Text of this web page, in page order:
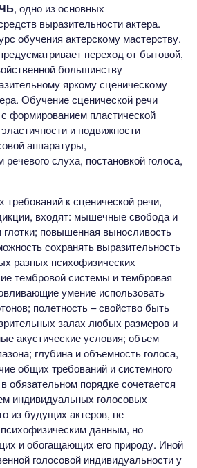
, одно из основных
выразительности актера.
обучения актерскому мастерству.
переход от бытовой,
большинству
яркому сценическому
Обучение сценической речи
формированием пластической
и подвижности
аппаратуры,
слуха, постановкой голоса,
требований к сценической речи,
входят: мышечные свобода и
глотки; повышенная выносливость
сохранять выразительность
разных психофизических
тембровой системы и тембровая
умение использовать
полетность – свойство быть
залах любых размеров и
акустические условия; объем
глубина и объемность голоса,
общих требований и системного
обязательном порядке сочетается
индивидуальных голосовых
из будущих актеров, не
данным, но
и обогащающих его природу. Иной
голосовой индивидуальности у